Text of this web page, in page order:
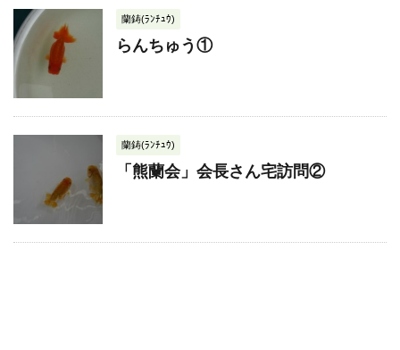
蘭鋳(ﾗﾝﾁｭｳ)
らんちゅう①
蘭鋳(ﾗﾝﾁｭｳ)
「熊蘭会」会長さん宅訪問②